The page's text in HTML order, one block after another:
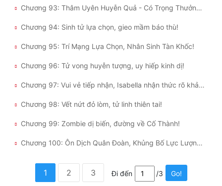
Chương 93: Thâm Uyên Huyễn Quả - Có Trọng Thưởng Tất Có Dũng Phu!
Chương 94: Sinh tử lựa chọn, gieo mầm báo thù!
Chương 95: Trí Mạng Lựa Chọn, Nhân Sinh Tàn Khốc!
Chương 96: Tử vong huyễn tượng, uy hiếp kinh dị!
Chương 97: Vui vẻ tiếp nhận, Isabella nhận thức rõ khảo nghiệm!
Chương 98: Vết nứt đỏ lòm, tử linh thiên tai!
Chương 99: Zombie dị biến, đường về Cố Thành!
Chương 100: Ôn Dịch Quân Đoàn, Khủng Bố Lực Lượng Hủy Diệt!
1 2 3 Đi đến /3 Go!